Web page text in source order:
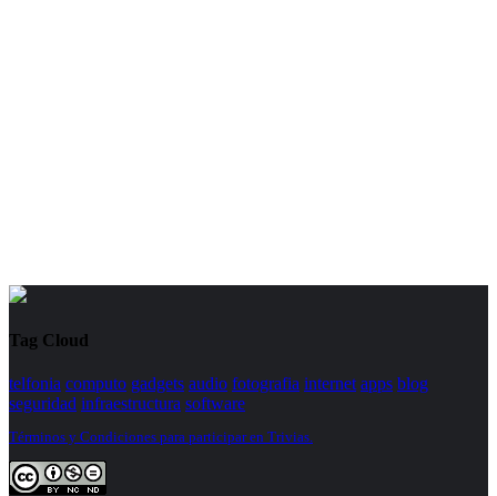
Tag Cloud
telfonia computo gadgets audio fotografia internet apps blog
seguridad infraestructura software
Términos y Condiciones para participar en Trivias.